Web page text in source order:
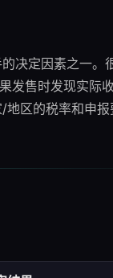
决定因素之一。
发售时发现实际
区的税率和申